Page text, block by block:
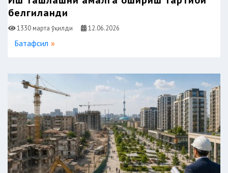
белгиланди
1330 марта ўқилди 12.06.2026
Батафсил